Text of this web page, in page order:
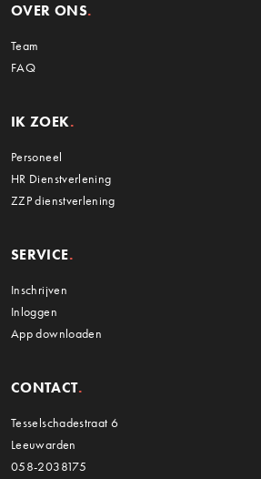
OVER ONS
Team
FAQ
IK ZOEK
Personeel
HR Dienstverlening
ZZP dienstverlening
SERVICE
Inschrijven
Inloggen
App downloaden
CONTACT
Tesselschadestraat 6
Leeuwarden
058-2038175